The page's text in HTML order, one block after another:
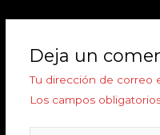
Deja un
Tu dirección de correo
Los campos